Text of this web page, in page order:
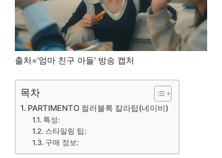
출처=’엄마 친구 아들’ 방송 캡처
목차
PARTIMENTO 컬러블록 칼라탑(네이비)
특성:
스타일링 팁:
구매 정보: